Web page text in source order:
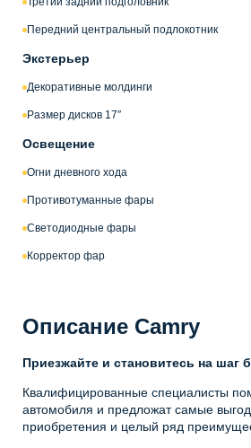
Передний центральный подлокотник
Экстерьер
Декоративные молдинги
Размер дисков 17″
Освещение
Огни дневного хода
Противотуманные фары
Светодиодные фары
Корректор фар
Описание Camry
Приезжайте и становитесь на шаг
Квалифицированные специалисты
автомобиля и предложат самые
приобретения и целый ряд